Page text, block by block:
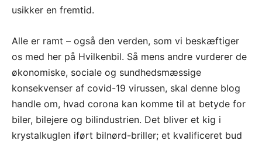
usikker en fremtid.
Alle er ramt – også den verden, som vi beskæftiger
os med her på Hvilkenbil. Så mens andre vurderer de
økonomiske, sociale og sundhedsmæssige
konsekvenser af covid-19 virussen, skal denne blog
handle om, hvad corona kan komme til at betyde for
biler, bilejere og bilindustrien. Det bliver et kig i
krystalkuglen iført bilnørd-briller; et kvalificeret bud